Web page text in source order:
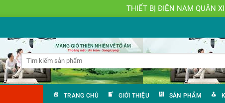
THIẾT BỊ ĐIỆN NAM QUÂN
Tìm
kiếm:
TRANG CHỦ GIỚI THIỆU SẢN PHẨM